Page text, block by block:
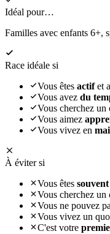
Idéal pour…
Familles avec enfants 6+,
Race idéale si
Vous êtes actifet
Vous avez du
Vous cherchez un
Vous aimez
Vous vivez en
À éviter si
Vous êtes
Vous cherchez un
Vous ne pouvez
Vous vivez un
C'est votre